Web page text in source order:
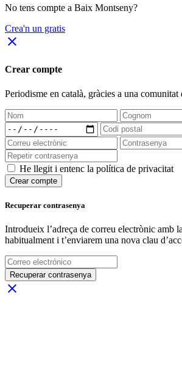
No tens compte a Baix Montseny?
Crea'n un gratis
close
Crear compte
Periodisme en català, gràcies a una comunitat
He llegit i entenc la política de privacitat
Crear compte
Recuperar contrasenya
Introdueix l’adreça de correu electrònic amb
habitualment i t’enviarem una nova clau
Recuperar contrasenya
close